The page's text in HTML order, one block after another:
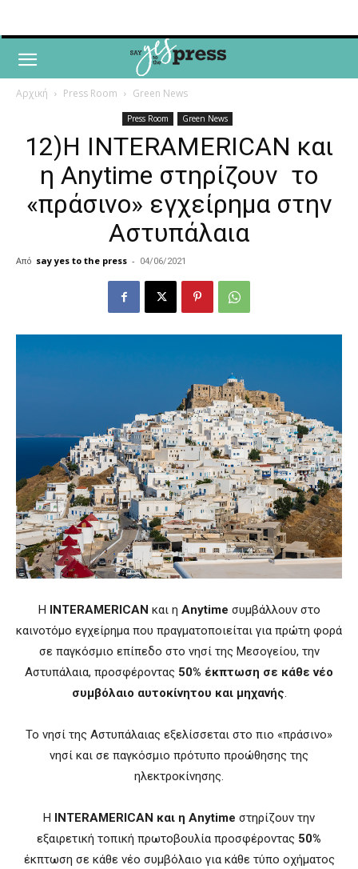
Αρχική Press Room Green News
Press Room Green News
12)Η INTERAMERICAN και
η Anytime στηρίζουν το
«πράσινο» εγχείρημα στην
Αστυπάλαια
Από say yes to the press - 04/06/2021
Η INTERAMERICAN και η Anytime συμβάλλουν στο
καινοτόμο εγχείρημα που πραγματοποιείται για πρώτη φορά
σε παγκόσμιο επίπεδο στο νησί της Μεσογείου, την
Αστυπάλαια, προσφέροντας 50% έκπτωση σε κάθε νέο
συμβόλαιο αυτοκίνητου και μηχανής.
Το νησί της Αστυπάλαιας εξελίσσεται στο πιο «πράσινο»
νησί και σε παγκόσμιο πρότυπο προώθησης της
ηλεκτροκίνησης.
Η INTERAMERICAN και η Anytime στηρίζουν την
εξαιρετική τοπική πρωτοβουλία προσφέροντας 50%
έκπτωση σε κάθε νέο συμβόλαιο για κάθε τύπο οχήματος